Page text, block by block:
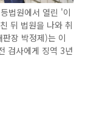
법원에서 열린 '이
뒤 법원을 나와 취
장 박정제)는 이
검사에게 징역 3년